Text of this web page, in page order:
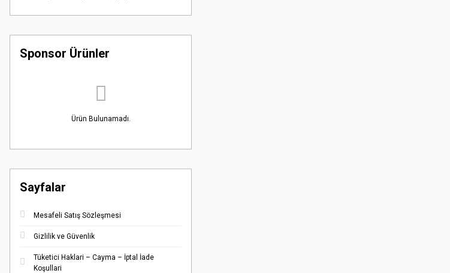
Sponsor Ürünler
Ürün Bulunamadı.
Sayfalar
Mesafeli Satış Sözleşmesi
Gizlilik ve Güvenlik
Tüketici Haklari – Cayma – İptal İade
Koşullari